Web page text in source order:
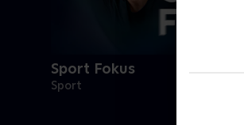
Sport Fokus
Sport